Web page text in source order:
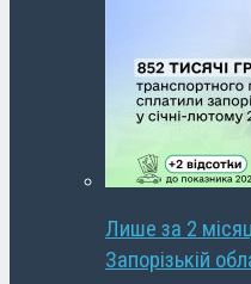
Лише за 2
Запорізькій